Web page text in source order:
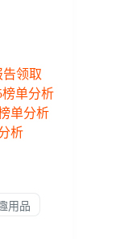
告领取
单分析
单分析
析
用品